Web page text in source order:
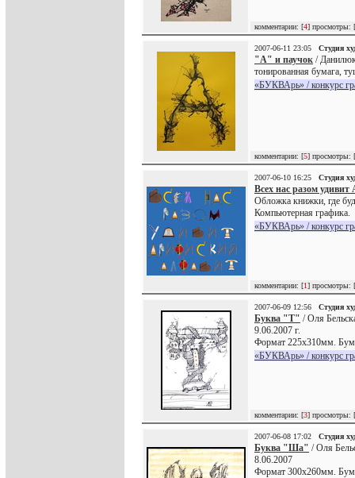
комментарии: [4] просмотры: [
2007-06-11 23:05 Студия
"А" и паучок /
тонированная бумага,
«БУКВАрь» / конкурс
комментарии: [5] просмотры: [
2007-06-10 16:25 Студия
Всех нас разом
Обложка книжки, где
Компьютерная графика.
«БУКВАрь» / конкурс
комментарии: [1] просмотры: [
2007-06-09 12:56 Студия
Буква "Т" / Оля
9.06.2007 г.
Формат 225х310мм.
«БУКВАрь» / конкурс
комментарии: [3] просмотры: [
2007-06-08 17:02 Студия
Буква "Ша" / Оля
8.06.2007
Формат 300х260мм.